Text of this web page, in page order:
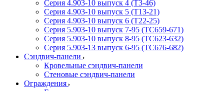
Серия 4.903-10 выпуск 4 (Т3-46)
Серия 4.903-10 выпуск 5 (Т13-21)
Серия 4.903-10 выпуск 6 (Т22-25)
Серия 5.903-10 выпуск 7-95 (ТС659-671)
Серия 5.903-10 выпуск 8-95 (ТС623-632)
Серия 5.903-13 выпуск 6-95 (ТС676-682)
Сэндвич-панели
Кровельные сэндвич-панели
Стеновые сэндвич-панели
Ограждения